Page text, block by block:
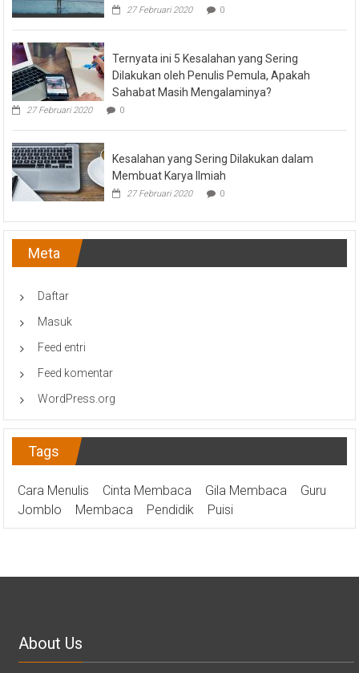
27 Februari 2020 0
Ternyata ini 5 Kesalahan yang Sering
Dilakukan oleh Penulis Pemula, Apakah
Sahabat Masih Mengalaminya?
27 Februari 2020 0
Kesalahan yang Sering Dilakukan dalam
Membuat Karya Ilmiah
27 Februari 2020 0
Meta
Daftar
Masuk
Feed entri
Feed komentar
WordPress.org
Tags
Cara Menulis Cinta Membaca Gila Membaca
Guru
Jomblo
Membaca Pendidik Puisi
About Us